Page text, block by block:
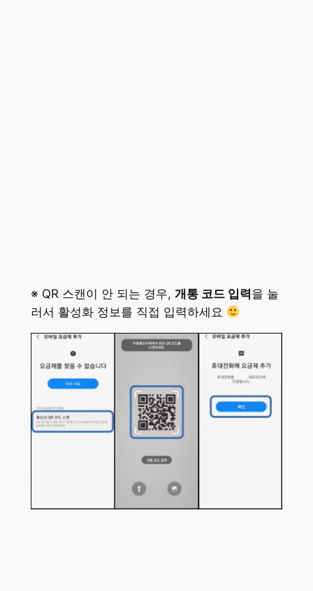
※ QR 스캔이 안 되는 경우, 개통 코드 입력을 눌
러서 활성화 정보를 직접 입력하세요